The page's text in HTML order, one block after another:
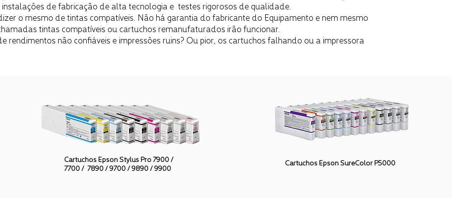
instalações de fabricação de alta tecnologia e testes rigorosos de qualidade.
o mesmo de tintas compatíveis. Não há garantia do fabricante do Equipamento e nem mesmo
tintas compatíveis ou cartuchos remanufaturados irão funcionar.
rendimentos não confiáveis ​​e impressões ruins? Ou pior, os cartuchos falhando ou a impressora
Cartuchos Epson Stylus Pro 7900 /
7700 / 7890 / 9700 / 9890 / 9900
Cartuchos Epson SureColor P5000